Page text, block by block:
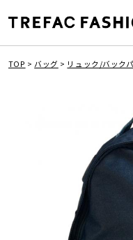
TOP >バッグ > リュック/バック